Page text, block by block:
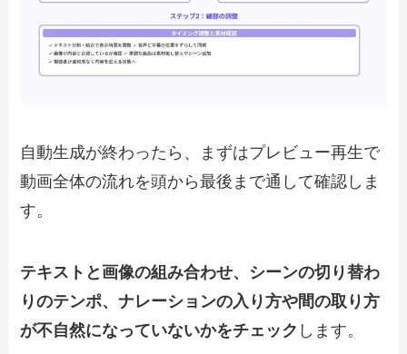
自動生成が終わったら、まずはプレビュー再生で
動画全体の流れを頭から最後まで通して確認しま
す。
テキストと画像の組み合わせ、シーンの切り替わ
りのテンポ、ナレーションの入り方や間の取り方
が不自然になっていないかをチェック します。